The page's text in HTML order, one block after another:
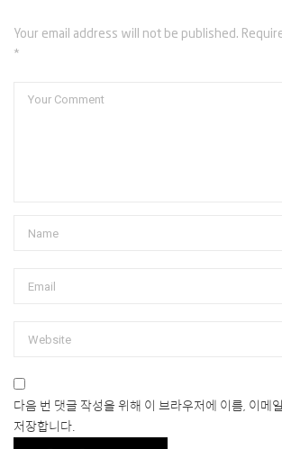
Your email address will not be published.
*
다음 번 댓글 작성을 위해 이 브라우저에 이름, 이메
저장합니다.